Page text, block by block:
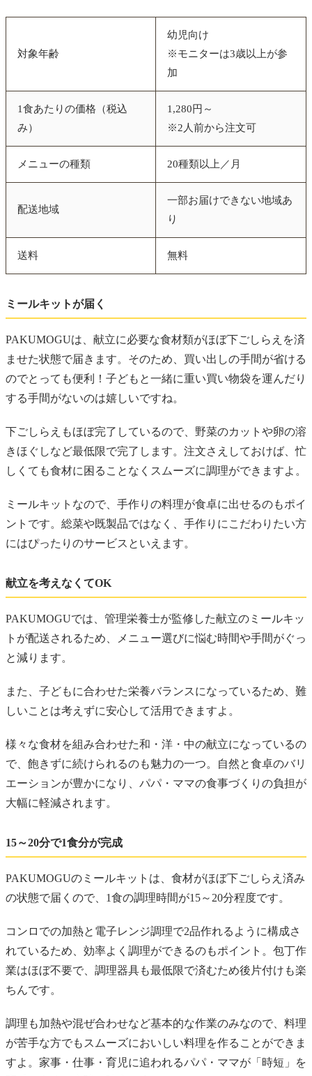
対象年齢
幼児向け
※モニターは3歳以上が参
加
1食あたりの価格（税込
み）
1,280円～
※2人前から注文可
メニューの種類 20種類以上／月
配送地域
一部お届けできない地域あ
り
送料 無料
ミールキットが届く
PAKUMOGUは、献立に必要な食材類がほぼ下ごしらえを済
ませた状態で届きます。そのため、買い出しの手間が省ける
のでとっても便利！子どもと一緒に重い買い物袋を運んだり
する手間がないのは嬉しいですね。
下ごしらえもほぼ完了しているので、野菜のカットや卵の溶
きほぐしなど最低限で完了します。注文さえしておけば、忙
しくても食材に困ることなくスムーズに調理ができますよ。
ミールキットなので、手作りの料理が食卓に出せるのもポイ
ントです。総菜や既製品ではなく、手作りにこだわりたい方
にはぴったりのサービスといえます。
献立を考えなくてOK
PAKUMOGUでは、管理栄養士が監修した献立のミールキッ
トが配送されるため、メニュー選びに悩む時間や手間がぐっ
と減ります。
また、子どもに合わせた栄養バランスになっているため、難
しいことは考えずに安心して活用できますよ。
様々な食材を組み合わせた和・洋・中の献立になっているの
で、飽きずに続けられるのも魅力の一つ。自然と食卓のバリ
エーションが豊かになり、パパ・ママの食事づくりの負担が
大幅に軽減されます。
15～20分で1食分が完成
PAKUMOGUのミールキットは、食材がほぼ下ごしらえ済み
の状態で届くので、1食の調理時間が15～20分程度です。
コンロでの加熱と電子レンジ調理で2品作れるように構成さ
れているため、効率よく調理ができるのもポイント。包丁作
業はほぼ不要で、調理器具も最低限で済むため後片付けも楽
ちんです。
調理も加熱や混ぜ合わせなど基本的な作業のみなので、料理
が苦手な方でもスムーズにおいしい料理を作ることができま
すよ。家事・仕事・育児に追われるパパ・ママが「時短」を